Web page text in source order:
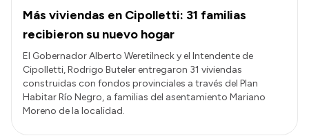
Más viviendas en Cipolletti: 31 familias
recibieron su nuevo hogar
El Gobernador Alberto Weretilneck y el Intendente de
Cipolletti, Rodrigo Buteler entregaron 31 viviendas
construidas con fondos provinciales a través del Plan
Habitar Río Negro, a familias del asentamiento Mariano
Moreno de la localidad.